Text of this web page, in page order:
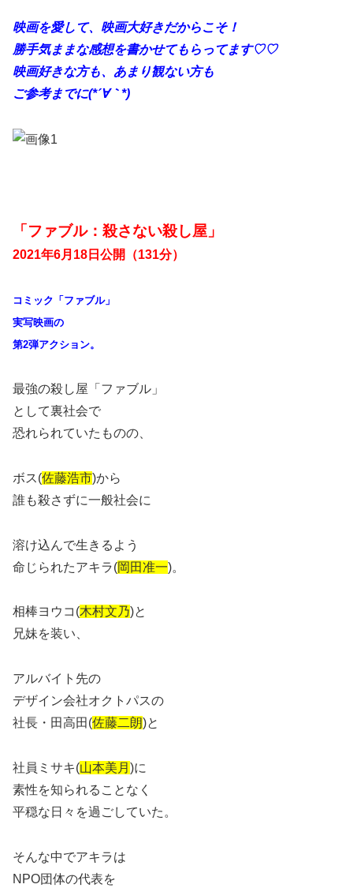
映画を愛して、映画大好きだからこそ！
勝手気ままな感想を書かせてもらってます♡♡
映画好きな方も、あまり観ない方も
ご参考までに(*´∀｀*)
「ファブル：殺さない殺し屋」
2021年6月18日公開（131分）
コミック「ファブル」
実写映画の
第2弾アクション。
最強の殺し屋「ファブル」
として裏社会で
恐れられていたものの、
ボス(佐藤浩市)から
誰も殺さずに一般社会に
溶け込んで生きるよう
命じられたアキラ(岡田准一)。
相棒ヨウコ(木村文乃)と
兄妹を装い、
アルバイト先の
デザイン会社オクトパスの
社長・田高田(佐藤二朗)と
社員ミサキ(山本美月 )に
素性を知られることなく
平穏な日々を過ごしていた。
そんな中でアキラは
NPO団体の代表を